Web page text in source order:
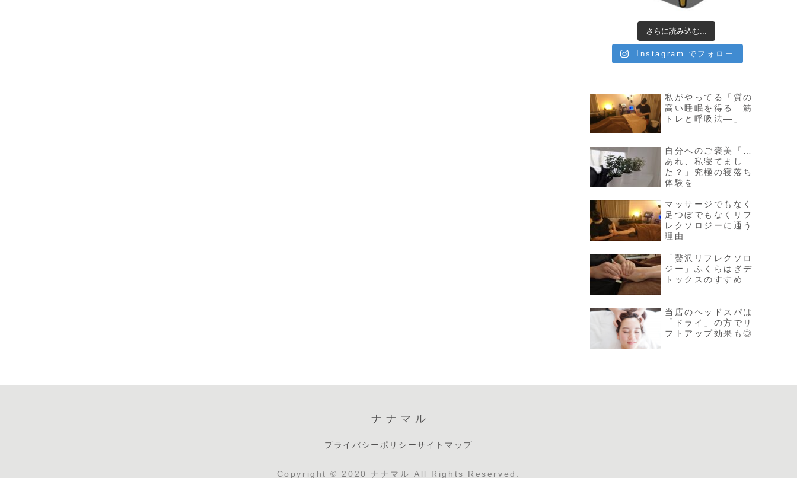
さらに読み込む...
Instagram でフォロー
私がやってる「質の
高い睡眠を得る—筋
トレと呼吸法—」
自分へのご褒美「…
あれ、私寝てまし
た？」究極の寝落ち
体験を
マッサージでもなく
足つぼでもなくリフ
レクソロジーに通う
理由
「贅沢リフレクソロ
ジー」ふくらはぎデ
トックスのすすめ
当店のヘッドスパは
「ドライ」の方でリ
フトアップ効果も◎
ナナマル
プライバシーポリシーサイトマップ
Copyright © 2020 ナナマル All Rights Reserved.